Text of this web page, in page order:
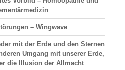
– Wingwave
mit der Erde und den Sternen
Umgang mit unserer Erde,
die Illusion der Allmacht